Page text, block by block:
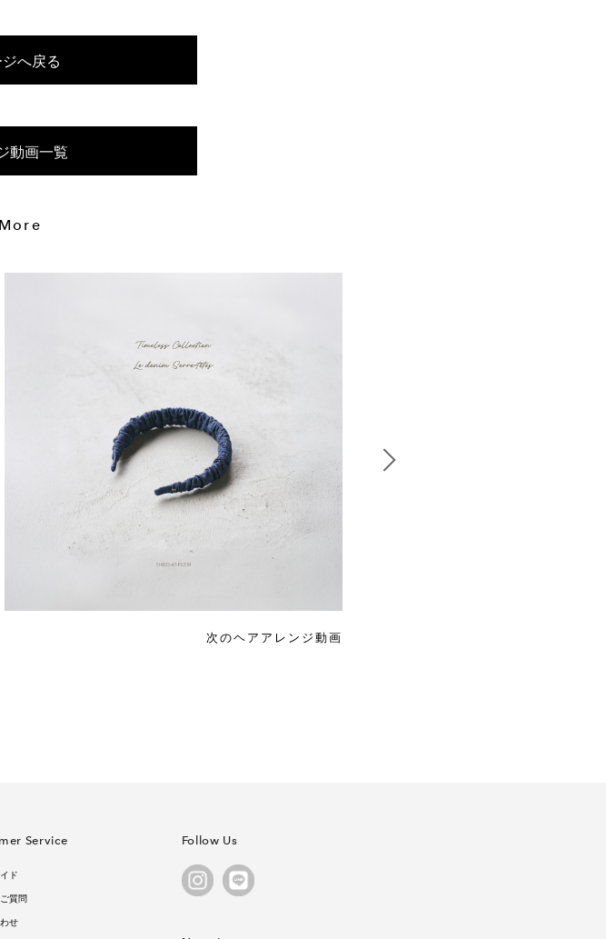
へ戻る
動画一覧
次のヘアアレンジ動画
Service
ド
質問
せ
Follow Us